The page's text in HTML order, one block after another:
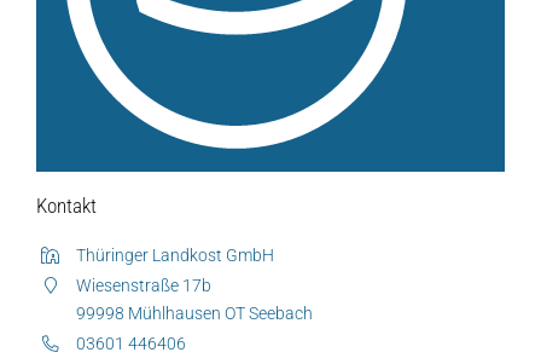
Kontakt
Thüringer Landkost GmbH
Wiesenstraße 17b
99998 Mühlhausen OT Seebach
03601 446406
Unsere Marken-Familie